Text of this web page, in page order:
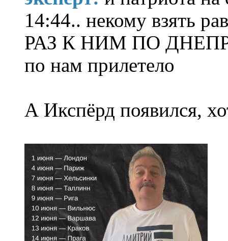
14:44.. некому взять
РАЗ К НИМ ПО
по нам прилетело
А Икспёрд появился,